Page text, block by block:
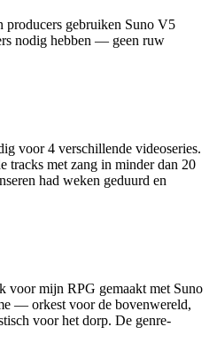
producers gebruiken Suno V5
nodig hebben — geen ruw
voor 4 verschillende videoseries.
tracks met zang in minder dan 20
had weken geduurd en
voor mijn RPG gemaakt met Suno
— orkest voor de bovenwereld,
voor het dorp. De genre-